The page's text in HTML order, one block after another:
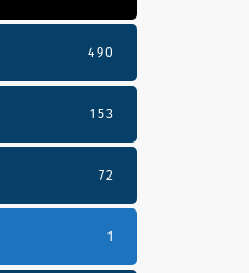
490
153
72
1